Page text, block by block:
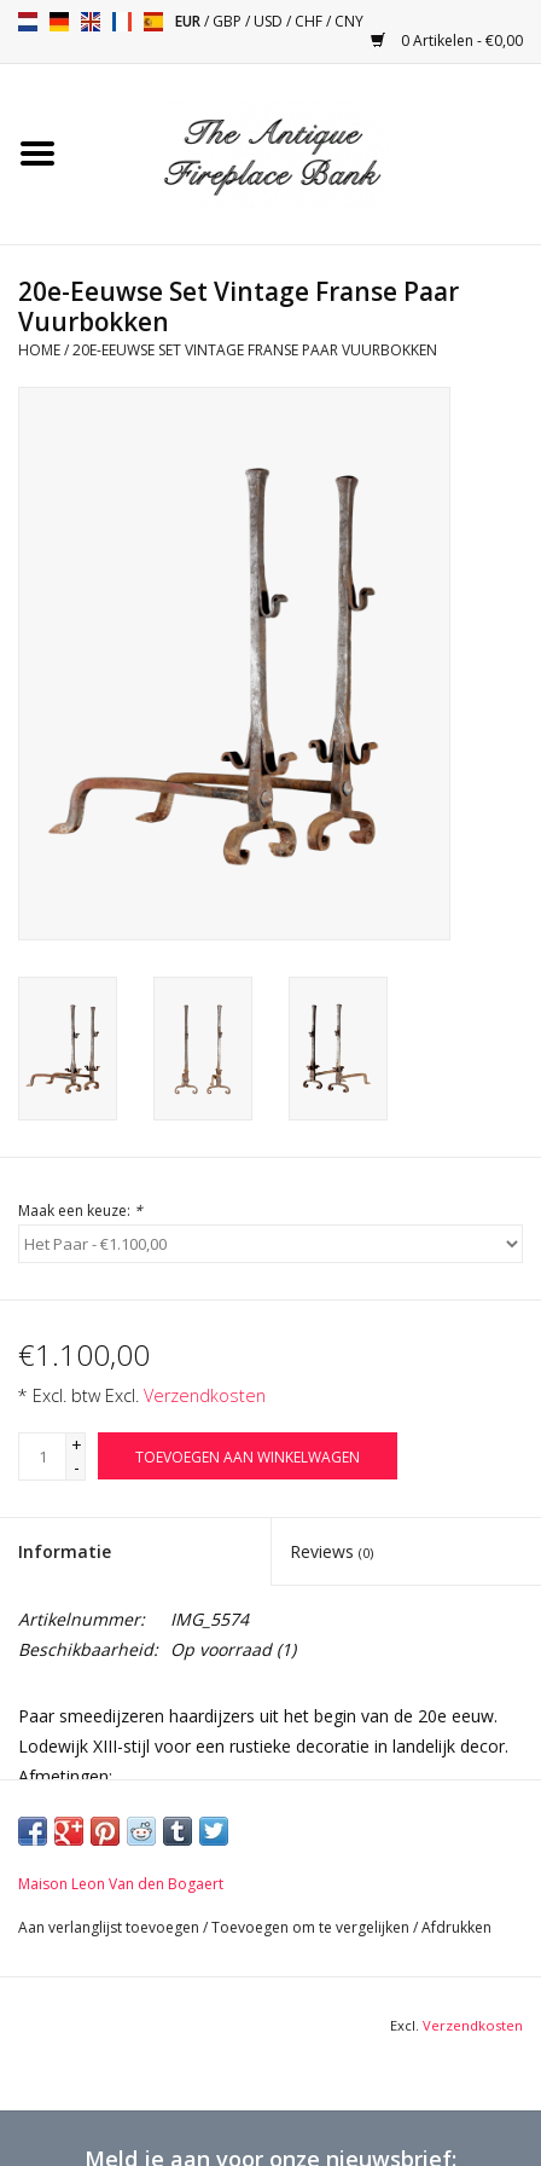
EUR/GBP /USD /CHF/CNY
0 Artikelen - €0,00
Toebehoren
Kacheltjes
20e-Eeuwse Set Vintage Franse Paar
Vuurbokken
HOME/20E-EEUWSE SET VINTAGE FRANSE PAAR VUURBOKKEN
Maak een keuze: *
€1.100,00
* Excl. btw Excl. Verzendkosten
+
-
TOEVOEGEN AAN WINKELWAGEN
Informatie Reviews (0)
Artikelnummer:
IMG_5574
Beschikbaarheid: Op voorraad(1)
Paar smeedijzeren haardijzers uit het begin van de 20e eeuw.
Lodewijk XIII-stijl voor een rustieke decoratie in landelijk decor.
Afmetingen:
22 cm Breedte per stuk 8,66 Inch
Maison Leon Van den Bogaert
Aan verlanglijst toevoegen /Toevoegen om te vergelijken /Afdrukken
Excl. Verzendkosten
Meld je aan voor onze nieuwsbrief: